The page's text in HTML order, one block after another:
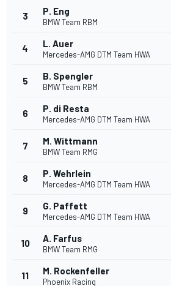
3 P. Eng
BMW Team RBM
4 L. Auer
Mercedes-AMG DTM Team HWA
5 B. Spengler
BMW Team RBM
6 P. di Resta
Mercedes-AMG DTM Team HWA
7 M. Wittmann
BMW Team RMG
8 P. Wehrlein
Mercedes-AMG DTM Team HWA
9 G. Paffett
Mercedes-AMG DTM Team HWA
10 A. Farfus
BMW Team RMG
11 M. Rockenfeller
Phoenix Racing